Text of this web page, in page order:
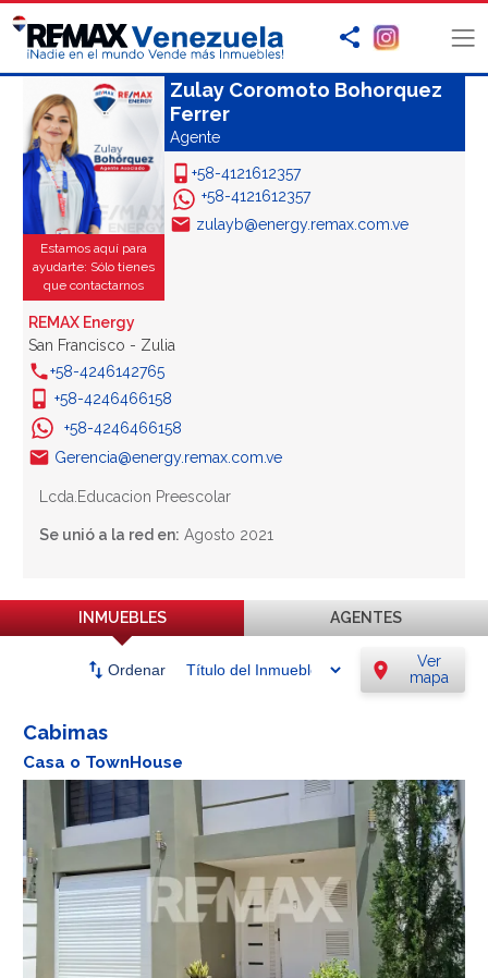
Estamos aquí para
ayudarte: Sólo tienes
que contactarnos
Zulay Coromoto Bohorquez
Ferrer
Agente
+58-4121612357
+58-4121612357
zulayb@energy.remax.com.ve
REMAX Energy
San Francisco - Zulia
+58-4246142765
+58-4246466158
+58-4246466158
Gerencia@energy.remax.com.ve
Lcda.Educacion Preescolar
Se unió a la red en: Agosto 2021
INMUEBLES AGENTES
swap_vert Ordenar location_on
Ver
mapa
Cabimas
Casa o TownHouse